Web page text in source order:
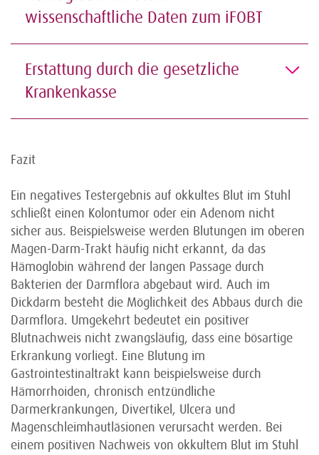
wissenschaftliche Daten zum iFOBT
Erstattung durch die gesetzliche
Krankenkasse
Fazit
Ein negatives Testergebnis auf okkultes Blut im Stuhl
schließt einen Kolontumor oder ein Adenom nicht
sicher aus. Beispielsweise werden Blutungen im oberen
Magen-Darm-Trakt häufig nicht erkannt, da das
Hämoglobin während der langen Passage durch
Bakterien der Darmflora abgebaut wird. Auch im
Dickdarm besteht die Möglichkeit des Abbaus durch die
Darmflora. Umgekehrt bedeutet ein positiver
Blutnachweis nicht zwangsläufig, dass eine bösartige
Erkrankung vorliegt. Eine Blutung im
Gastrointestinaltrakt kann beispielsweise durch
Hämorrhoiden, chronisch entzündliche
Darmerkrankungen, Divertikel, Ulcera und
Magenschleimhautläsionen verursacht werden. Bei
einem positiven Nachweis von okkultem Blut im Stuhl